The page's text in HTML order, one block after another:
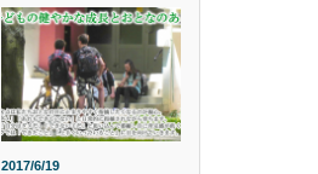
2017/6/19